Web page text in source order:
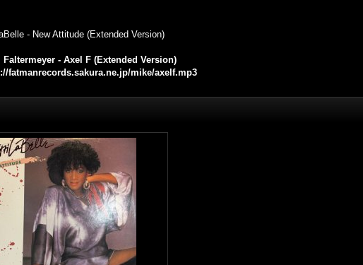
- New Attitude (Extended Version)
Faltermeyer - Axel F (Extended Version)
fatmanrecords.sakura.ne.jp/mike/axelf.mp3